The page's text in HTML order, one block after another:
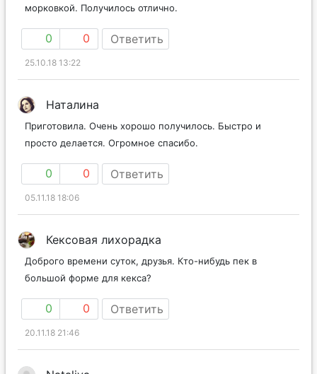
морковкой. Получилось отлично.
0 0 Ответить
25.10.18 13:22
Наталина
Приготовила. Очень хорошо получилось. Быстро и
просто делается. Огромное спасибо.
0 0 Ответить
05.11.18 18:06
Кексовая лихорадка
Доброго времени суток, друзья. Кто-нибудь пек в
большой форме для кекса?
0 0 Ответить
20.11.18 21:46